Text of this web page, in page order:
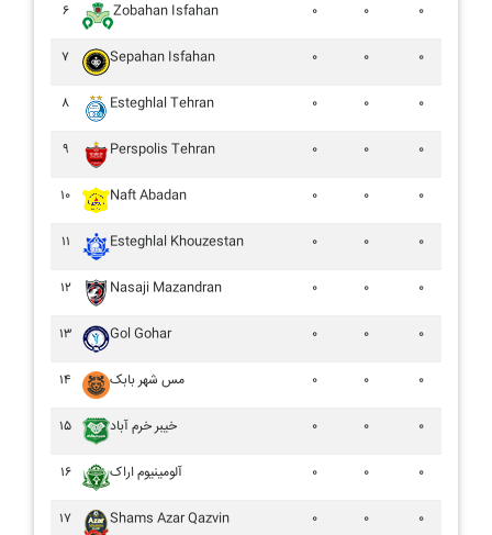
۶ Zobahan Isfahan ۰ ۰ ۰
۷ Sepahan Isfahan ۰ ۰ ۰
۸ Esteghlal Tehran ۰ ۰ ۰
۹ Perspolis Tehran ۰ ۰ ۰
۱۰ Naft Abadan ۰ ۰ ۰
۱۱ Esteghlal Khouzestan ۰ ۰ ۰
۱۲ Nasaji Mazandran ۰ ۰ ۰
۱۳ Gol Gohar ۰ ۰ ۰
۱۴ مس شهر بابک ۰ ۰ ۰
۱۵ خيبر خرم آباد ۰ ۰ ۰
۱۶ آلومينيوم اراک ۰ ۰ ۰
۱۷ Shams Azar Qazvin ۰ ۰ ۰